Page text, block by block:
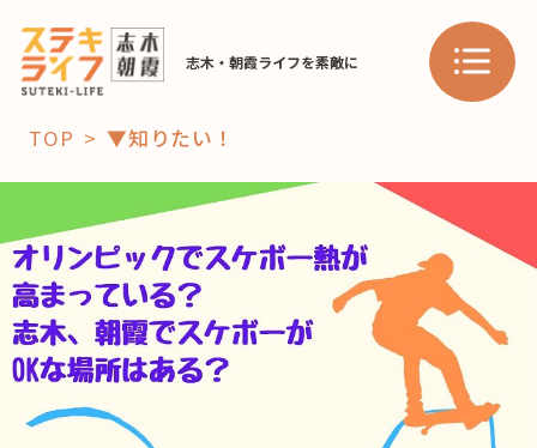
志木・朝霞ライフを素敵に
「コト」
子育て
暮らし
おすすめ
スポット 学び・教育
TOP ▼知りたい！